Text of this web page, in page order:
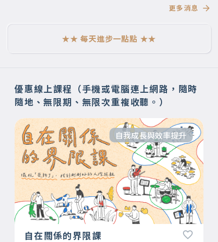
更多消息
★★ 每天進步一點點 ★★
優惠線上課程（手機或電腦連上網路，隨時
隨地、無限期、無限次重複收聽。）
自我成長與效率提升
自在關係的界限課